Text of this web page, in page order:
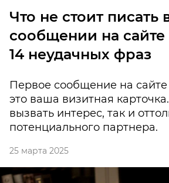
Что не стоит писать
сообщении на сайте
14 неудачных фраз
Первое сообщение на
это ваша визитная
вызвать интерес, так и
потенциального партнера.
25 марта 2025